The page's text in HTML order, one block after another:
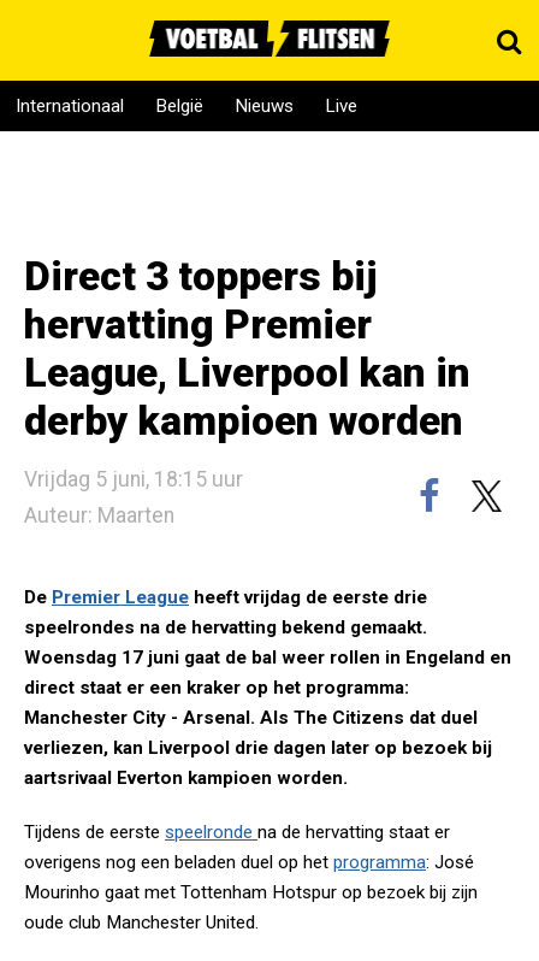
Internationaal België Nieuws Live
Direct 3 toppers bij
hervatting Premier
League, Liverpool kan in
derby kampioen worden
Vrijdag 5 juni, 18:15 uur
Auteur: Maarten
De Premier League heeft vrijdag de eerste drie
speelrondes na de hervatting bekend gemaakt.
Woensdag 17 juni gaat de bal weer rollen in Engeland en
direct staat er een kraker op het programma:
Manchester City - Arsenal. Als The Citizens dat duel
verliezen, kan Liverpool drie dagen later op bezoek bij
aartsrivaal Everton kampioen worden.
Tijdens de eerste speelronde na de hervatting staat er
overigens nog een beladen duel op het programma: José
Mourinho gaat met Tottenham Hotspur op bezoek bij zijn
oude club Manchester United.